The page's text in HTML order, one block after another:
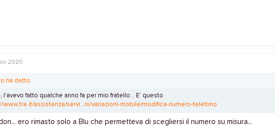
2020
ha detto:
l'avevo fatto qualche anno fa per mio fratello... E' questo
www.tre.it/assistenza/servi...ni/variazioni-mobile/modifica-numero-telefono
ero rimasto solo a Blu che permetteva di scegliersi il numero su misura...